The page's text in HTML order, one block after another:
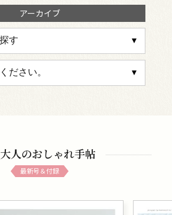
アーカイブ
大人のおしゃれ手帖
最新号＆付録